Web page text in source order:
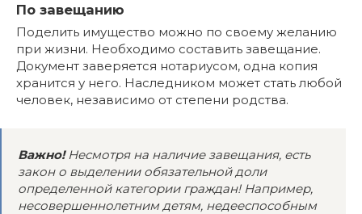
По завещанию
Поделить имущество можно по своему желанию
при жизни. Необходимо составить завещание.
Документ заверяется нотариусом, одна копия
хранится у него. Наследником может стать любой
человек, независимо от степени родства.
Важно!Несмотря на наличие завещания, есть
закон о выделении обязательной доли
определенной категории граждан! Например,
несовершеннолетним детям, недееспособным